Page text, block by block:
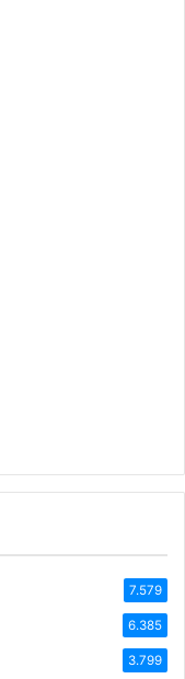
7.579
6.385
3.799